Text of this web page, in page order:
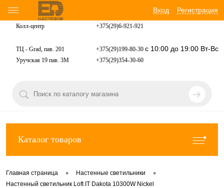
Вход Регистрация
Колл-центр +375(29)6-921-921
ТЦ - Grad, пав. 201 +375(29)199-80-30 с 10:00 до 19:00 Вт-Вс
Уручская 19 пав. 3М +375(29)354-30-60
Каталог товаров
Главная страница • Настенные светильники •
Настенный светильник Loft IT Dakota 10300W Nickel